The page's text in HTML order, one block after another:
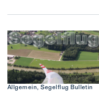
Allgemein, Segelflug Bulletin